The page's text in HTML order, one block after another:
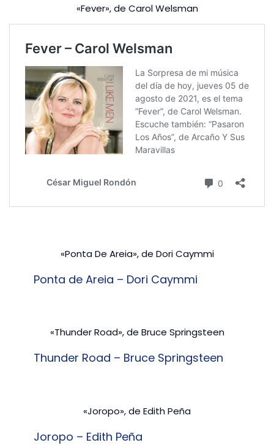
«Fever», de Carol Welsman
«Ponta De Areia», de Dori Caymmi
Ponta de Areia – Dori Caymmi
«Thunder Road», de Bruce Springsteen
Thunder Road – Bruce Springsteen
«Joropo», de Edith Peña
Joropo – Edith Peña